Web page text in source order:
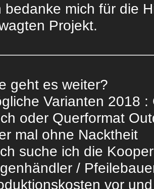
bedanke mich für die
Projekt.
geht es weiter?
Varianten 2018
oder Querformat
mal ohne Nacktheit
suche ich die
/
vor